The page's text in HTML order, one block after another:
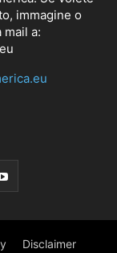
immagine o
a:
Disclaimer